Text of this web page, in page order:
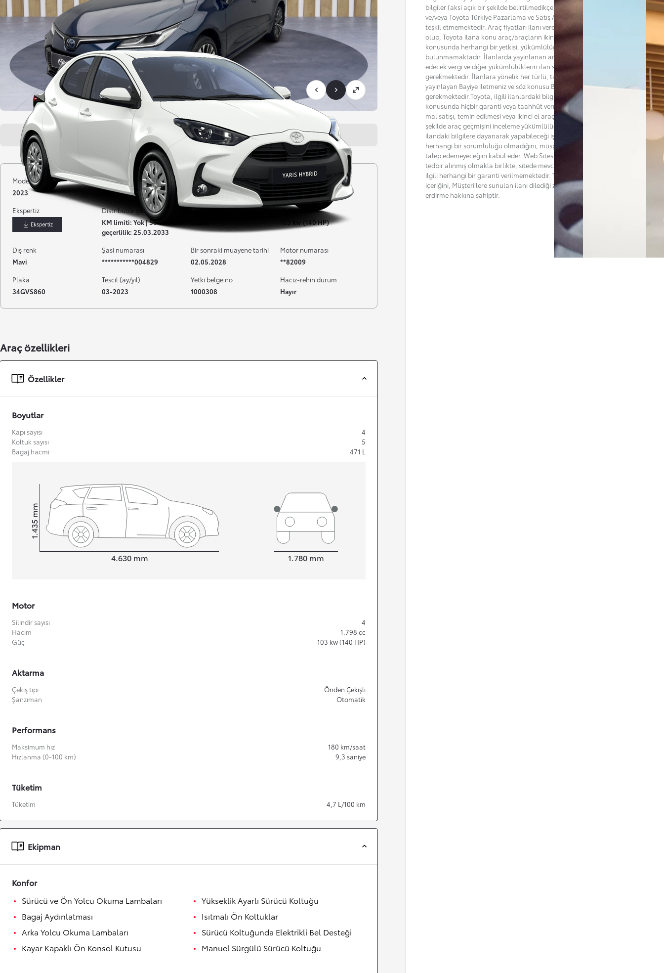
Başlangıç fiyatı
Yeni Hilux Yakında
Haberdar olun
bilgiler (aksi açık bir şekilde belirtilmedikçe) bir satış teklifi değildir ve Bayi
ve/veya Toyota Türkiye Pazarlama ve Satış A.Ş.’nin ("Toyota”) adına bir taahhüt
teşkil etmemektedir. Araç fiyatları ilanı veren Bayi tarafından belirlenmekte
olup, Toyota ilana konu araç/araçların ikinci el satış fiyatlarını belirleme
konusunda herhangi bir yetkisi, yükümlülüğü ve sorumluluğu
bulunmamaktadır. İlanlarda yayınlanan araçların satışlarına esas teşkil
edecek vergi ve diğer yükümlülüklerin ilan sahibi Bayiden öğrenilmesi
gerekmektedir. İlanlara yönelik her türlü, talep, soru veya şikayetlerinizi ilanı
yayınlayan Bayiye iletmeniz ve söz konusu Bayiden destek almanız
gerekmektedir.Toyota, ilgili ilanlardaki bilgilerin doğruluğu ya da güncelliği
konusunda hiçbir garanti veya taahhüt vermemektedir. Toyota’nın ilana konu
mal satışı, temin edilmesi veya ikinci el araçla ilgili bakım, kaza veya başka bir
şekilde araç geçmişini inceleme yükümlülüğü de bulunmamaktadır. Müşteri,
ilandaki bilgilere dayanarak yapabileceği işlemler bakımından Toyota'nın
herhangi bir sorumluluğu olmadığını, müspet veya menfi herhangi bir zarar
talep edemeyeceğini kabul eder. Web Sitesi'nin hatasız olması için her türlü
tedbir alınmış olmakla birlikte, sitede mevcut ya da oluşabilecek hatalar ile
ilgili herhangi bir garanti verilmemektedir. Toyota dilediği zaman sitenin
içeriğini, Müşteri’lere sunulan ilanı dilediği zaman değiştirme ya da sona
erdirme hakkına sahiptir.
Genel bakış Araç özellikleri Bayi bilgisi
Model yılı
2023
Kilometre
36.810 km
Yakıt
Hibrit Benzin
Şanzıman
Otomatik
Ekspertiz
İndir
Distribütör garantisi
KM limiti: Yok | Son
geçerlilik: 25.03.2033
Gövde tipi
Güç
103 kw (140 HP)
Dış renk
Mavi
Şasi numarası
***********004829
Bir sonraki muayene tarihi
02.05.2028
Motor numarası
**82009
Plaka
34GVS860
Tescil (ay/yıl)
03-2023
Yetki belge no
1000308
Haciz-rehin durum
Hayır
Araç özellikleri
Özellikler
Boyutlar
Kapı sayısı
4
Koltuk sayısı
5
Bagaj hacmi
471 L
4.630 mm
Height1.435
mm
1.780 mm
Motor
Silindir sayısı
4
Hacim
1.798 cc
Güç
103 kw (140 HP)
Aktarma
Çekiş tipi
Önden Çekişli
Şanzıman
Otomatik
Performans
Maksimum hız 180 km/saat
Hızlanma (0-100 km)
9,3 saniye
Tüketim
Tüketim 4,7 L/100 km
Ekipman
Konfor
Sürücü ve Ön Yolcu Okuma Lambaları
Bagaj Aydınlatması
Arka Yolcu Okuma Lambaları
Kayar Kapaklı Ön Konsol Kutusu
Yükseklik Ayarlı Sürücü Koltuğu
Isıtmalı Ön Koltuklar
Sürücü Koltuğunda Elektrikli Bel Desteği
Manuel Sürgülü Sürücü Koltuğu